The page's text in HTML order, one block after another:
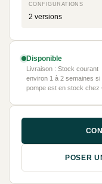
CONFIGURATIONS
2 versions
Disponible
Livraison : Stock courant
environ 1 à 2 semaines
pompe est en stock chez
POSER